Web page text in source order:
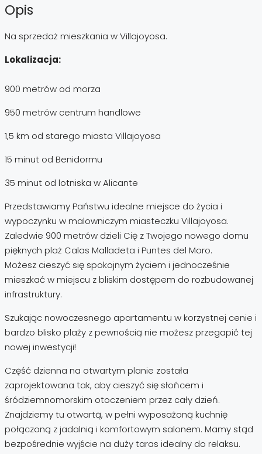
Opis
Na sprzedaż mieszkania w Villajoyosa.
Lokalizacja:
900 metrów od morza
950 metrów centrum handlowe
1,5 km od starego miasta Villajoyosa
15 minut od Benidormu
35 minut od lotniska w Alicante
Przedstawiamy Państwu idealne miejsce do życia i
wypoczynku w malowniczym miasteczku Villajoyosa.
Zaledwie 900 metrów dzieli Cię z Twojego nowego domu
pięknych plaż Calas Malladeta i Puntes del Moro.
Możesz cieszyć się spokojnym życiem i jednocześnie
mieszkać w miejscu z bliskim dostępem do rozbudowanej
infrastruktury.
Szukając nowoczesnego apartamentu w korzystnej cenie i
bardzo blisko plaży z pewnością nie możesz przegapić tej
nowej inwestycji!
Część dzienna na otwartym planie została
zaprojektowana tak, aby cieszyć się słońcem i
śródziemnomorskim otoczeniem przez cały dzień.
Znajdziemy tu otwartą, w pełni wyposażoną kuchnię
połączoną z jadalnią i komfortowym salonem. Mamy stąd
bezpośrednie wyjście na duży taras idealny do relaksu.